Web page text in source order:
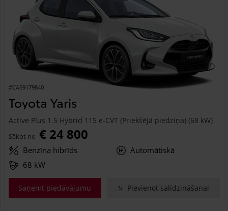
#CA59179840
Toyota Yaris
Active Plus 1.5 Hybrid 115 e-CVT (Priekšējā piedziņa) (68 kW)
Sākot no € 24 800
Benzīna hibrīds
Automātiskā
68 kW
Saņemt piedāvājumu Pievienot salīdzināšanai